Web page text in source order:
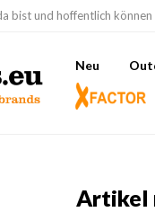
bist und hoffentlich
Neu
Artikel